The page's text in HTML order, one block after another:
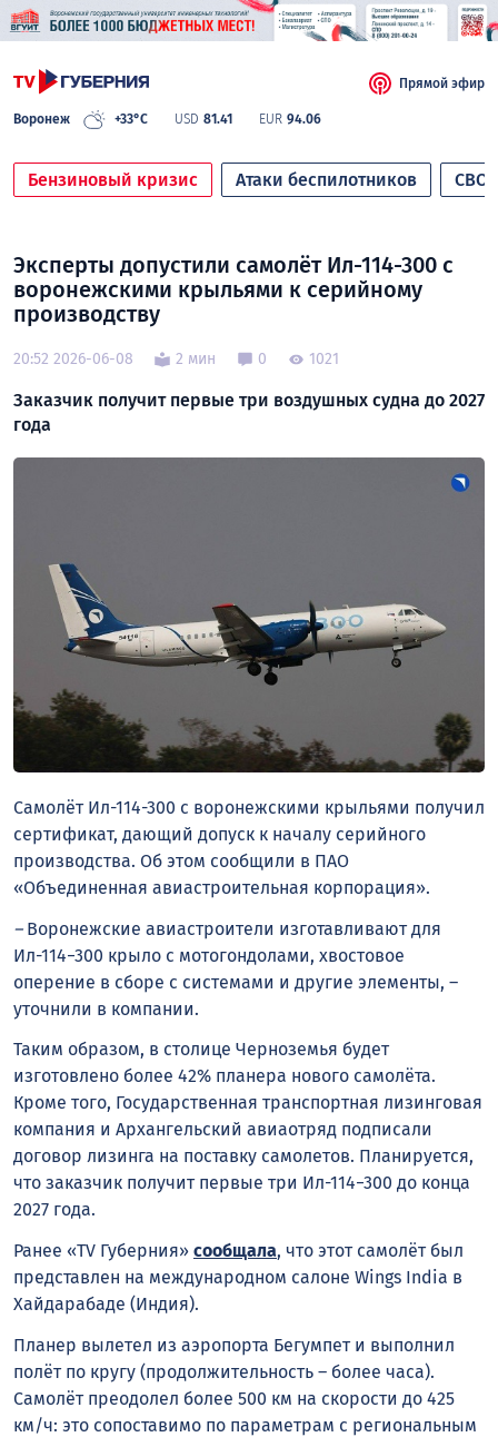
Воронеж +33°C USD 81.41 EUR 94.06
Прямой эфир
Бензиновый кризис Атаки беспилотников СВО
Эксперты допустили самолёт Ил-114-300 с
воронежскими крыльями к серийному
производству
20:52 2026-06-08 2 мин 0 1021
Заказчик получит первые три воздушных судна до 2027
года
Самолёт Ил-114-300 с воронежскими крыльями получил
сертификат, дающий допуск к началу серийного
производства. Об этом сообщили в ПАО
«Объединенная авиастроительная корпорация».
–Воронежские авиастроители изготавливают для
Ил-114−300 крыло с мотогондолами, хвостовое
оперение в сборе с системами и другие элементы, –
уточнили в компании.
Таким образом, в столице Черноземья будет
изготовлено более 42% планера нового самолёта.
Кроме того, Государственная транспортная лизинговая
компания и Архангельский авиаотряд подписали
договор лизинга на поставку самолетов. Планируется,
что заказчик получит первые три Ил-114−300 до конца
2027 года.
Ранее «TV Губерния» сообщала, что этот самолёт был
представлен на международном салоне Wings India в
Хайдарабаде (Индия).
Планер вылетел из аэропорта Бегумпет и выполнил
полёт по кругу (продолжительность – более часа).
Самолёт преодолел более 500 км на скорости до 425
км/ч: это сопоставимо по параметрам с региональным